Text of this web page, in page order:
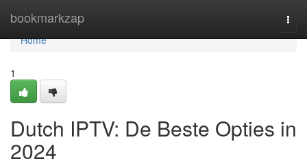
bookmarkzap
Home
Home
1
Dutch IPTV: De Beste Opties in
2024